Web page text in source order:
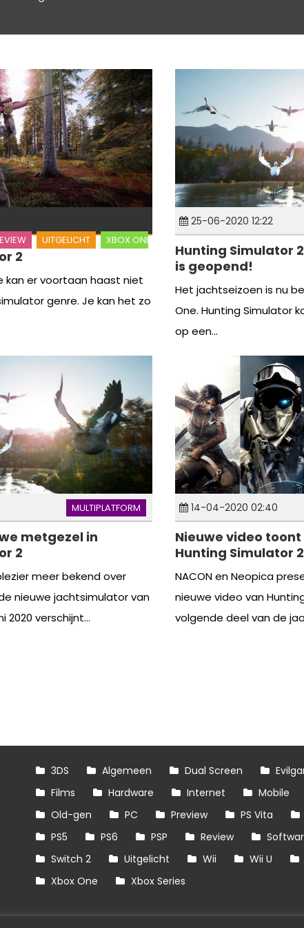
UITGELICHT XBOX ONE
2
kan er voortaan haast niet
genre. Je kan het zo
25-06-2020 12:22
Hunting Simulator
is geopend!
Het jachtseizoen is nu
One. Hunting Simulator
op een...
MULTIPLATFORM
metgezel in
2
meer bekend over
nieuwe jachtsimulator van
2020 verschijnt...
14-04-2020 02:40
Nieuwe video
Hunting Simulator 2
NACON en Neopica
nieuwe video van
volgende deel van de
3DS Algemeen Dual Screen
Films
Hardware Internet Mobile
Old-gen
PC Preview PS Vita
PS5
PS6 PSP Review
Switch 2
Uitgelicht Wii Wii U
Xbox One
Xbox Series